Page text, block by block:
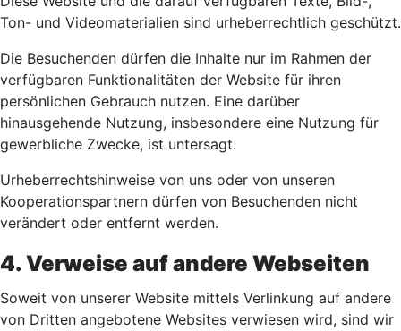
Ton- und Videomaterialien sind urheberrechtlich geschützt.
Die Besuchenden dürfen die Inhalte nur im Rahmen der
verfügbaren Funktionalitäten der Website für ihren
persönlichen Gebrauch nutzen. Eine darüber
hinausgehende Nutzung, insbesondere eine Nutzung für
gewerbliche Zwecke, ist untersagt.
Urheberrechtshinweise von uns oder von unseren
Kooperationspartnern dürfen von Besuchenden nicht
verändert oder entfernt werden.
4. Verweise auf andere Webseiten
Soweit von unserer Website mittels Verlinkung auf andere
von Dritten angebotene Websites verwiesen wird, sind wir